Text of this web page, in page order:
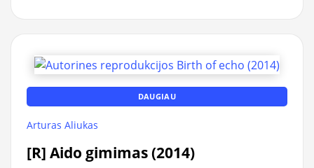
DAUGIAU
Arturas Aliukas
[R] Aido gimimas (2014)